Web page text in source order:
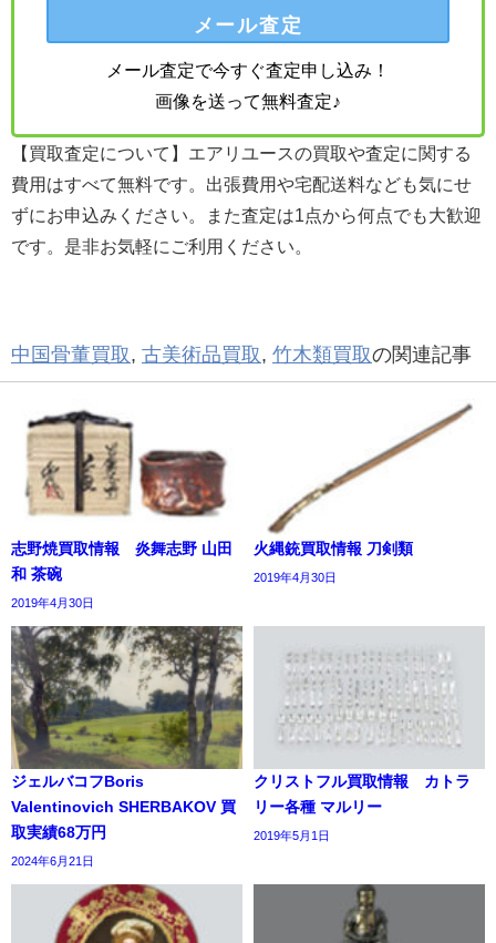
メール査定
メール査定で今すぐ査定申し込み！
画像を送って無料査定♪
【買取査定について】エアリユースの買取や査定に関する
費用はすべて無料です。出張費用や宅配送料なども気にせ
ずにお申込みください。また査定は1点から何点でも大歓迎
です。是非お気軽にご利用ください。
中国骨董買取 古美術品買取 竹木類買取の関連記事
志野焼買取情報 炎舞志野 山田
和 茶碗
2019年4月30日
火縄銃買取情報 刀剣類
2019年4月30日
ジェルバコフBoris
Valentinovich SHERBAKOV 買
取実績68万円
2024年6月21日
クリストフル買取情報 カトラ
リー各種 マルリー
2019年5月1日